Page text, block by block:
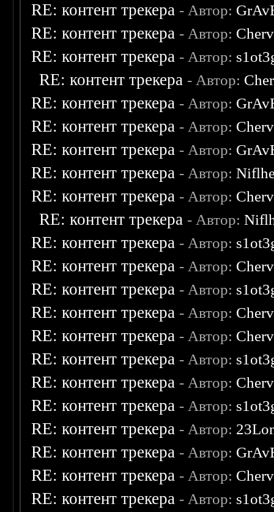
RE: контент трекера - Автор:
RE: контент трекера - Автор:
RE: контент трекера - Автор:
RE: контент трекера - Автор:
RE: контент трекера - Автор:
RE: контент трекера - Автор:
RE: контент трекера - Автор:
RE: контент трекера - Автор:
RE: контент трекера - Автор:
RE: контент трекера - Автор:
RE: контент трекера - Автор:
RE: контент трекера - Автор:
RE: контент трекера - Автор:
RE: контент трекера - Автор:
RE: контент трекера - Автор:
RE: контент трекера - Автор:
RE: контент трекера - Автор:
RE: контент трекера - Автор:
RE: контент трекера - Автор:
RE: контент трекера - Автор:
RE: контент трекера - Автор:
RE: контент трекера - Автор: